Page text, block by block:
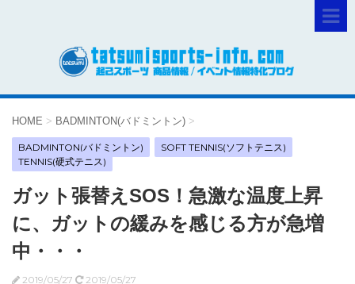
HOME > BADMINTON(バドミントン) >
BADMINTON(バドミントン)
SOFT TENNIS(ソフトテニス)
TENNIS(硬式テニス)
ガット張替えSOS！急激な温度上昇
に、ガットの緩みを感じる方が急増
中・・・
2019/05/27 2019/05/27